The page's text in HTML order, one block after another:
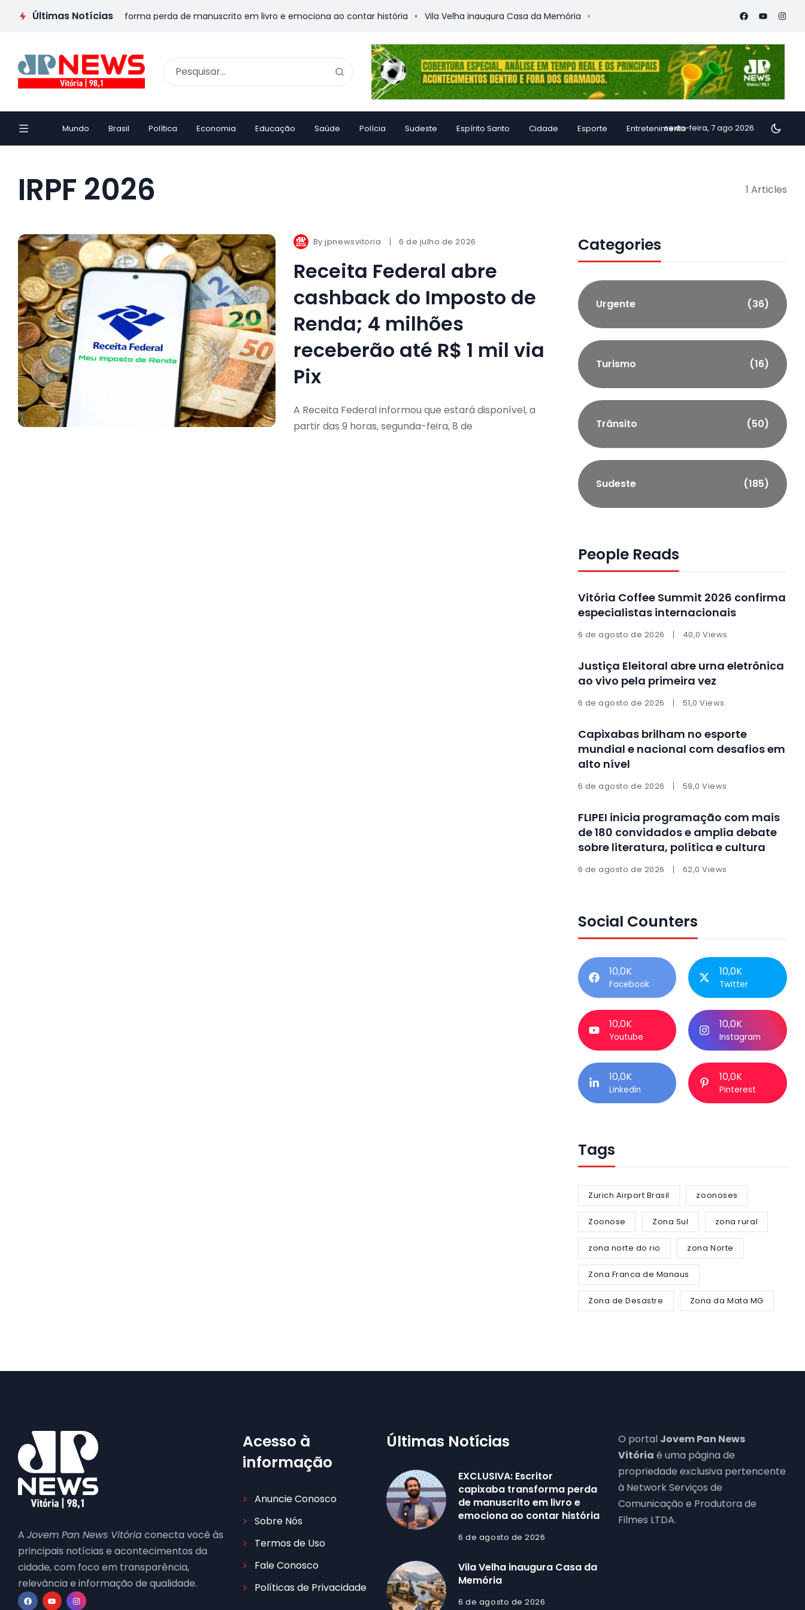
Últimas Notícias
Escritor capixaba transforma perda de manuscrito em livro e emociona ao contar história Vila Velha inaugura Casa da Memória Vitória Coffee Summit 2026 confirma especialistas
Mundo Brasil Política Economia Educação Saúde Polícia Sudeste Espírito Santo Cidade Esporte Entretenimentosexta-feira, 7 ago 2026
IRPF 2026 1 Articles
Byjpnewsvitoria 6 de julho de 2026
Receita Federal abre
cashback do Imposto de
Renda; 4 milhões
receberão até R$ 1 mil via
Pix
A Receita Federal informou que estará disponível, a
partir das 9 horas, segunda-feira, 8 de
Categories
Urgente (36)
Turismo (16)
Trânsito (50)
Sudeste (185)
People Reads
Vitória Coffee Summit 2026 confirma
especialistas internacionais
6 de agosto de 2026 40,0 Views
Justiça Eleitoral abre urna eletrônica
ao vivo pela primeira vez
6 de agosto de 2026 51,0 Views
Capixabas brilham no esporte
mundial e nacional com desafios em
alto nível
6 de agosto de 2026 59,0 Views
FLIPEI inicia programação com mais
de 180 convidados e amplia debate
sobre literatura, política e cultura
6 de agosto de 2026 62,0 Views
Social Counters
10,0K
Facebook
10,0K
Twitter
10,0K
Youtube
10,0K
Instagram
10,0K
Linkedin
10,0K
Pinterest
Tags
Zurich Airport Brasil zoonoses
Zoonose Zona Sul zona rural
zona norte do rio zona Norte
Zona Franca de Manaus
Zona de Desastre Zona da Mata MG
A Jovem Pan News Vitóriaconecta você às
principais notícias e acontecimentos da
cidade, com foco em transparência,
relevância e informação de qualidade.
Acesso à
informação
Anuncie Conosco
Sobre Nós
Termos de Uso
Fale Conosco
Políticas de Privacidade
Últimas Notícias
EXCLUSIVA: Escritor
capixaba transforma perda
de manuscrito em livro e
emociona ao contar história
6 de agosto de 2026
Vila Velha inaugura Casa da
Memória
6 de agosto de 2026
O portal Jovem Pan News
Vitória é uma página de
propriedade exclusiva pertencente
à Network Serviços de
Comunicação e Produtora de
Filmes LTDA.